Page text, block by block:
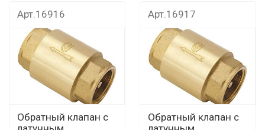
Арт.16916
Обратный клапан с
Арт.16917
Обратный клапан с